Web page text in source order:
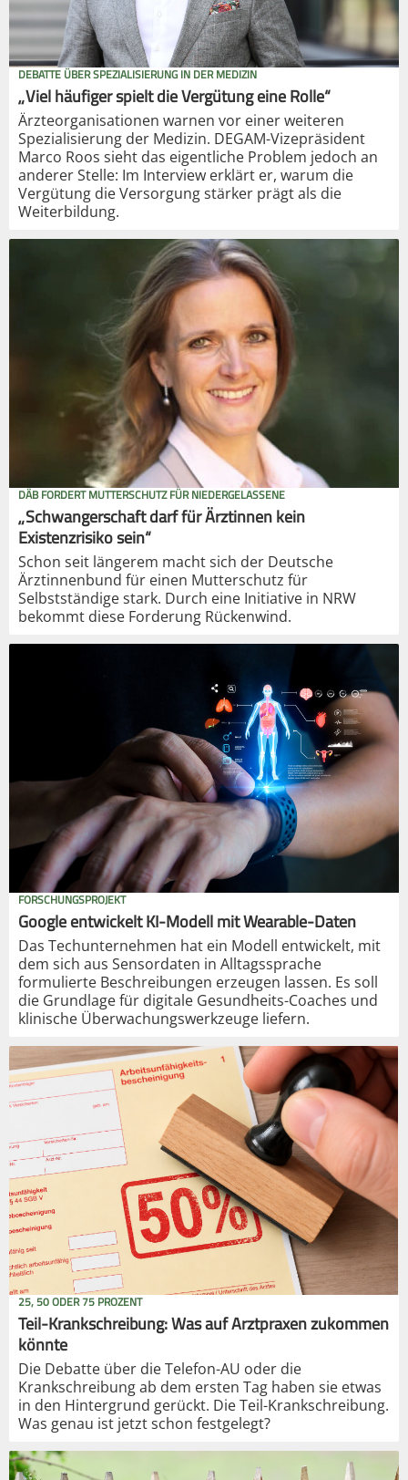
DEBATTE ÜBER SPEZIALISIERUNG IN DER MEDIZIN
„Viel häufiger spielt die Vergütung eine Rolle“
Ärzteorganisationen warnen vor einer weiteren
Spezialisierung der Medizin. DEGAM-Vizepräsident
Marco Roos sieht das eigentliche Problem jedoch an
anderer Stelle: Im Interview erklärt er, warum die
Vergütung die Versorgung stärker prägt als die
Weiterbildung.
DÄB FORDERT MUTTERSCHUTZ FÜR NIEDERGELASSENE
„Schwangerschaft darf für Ärztinnen kein
Existenzrisiko sein“
Schon seit längerem macht sich der Deutsche
Ärztinnenbund für einen Mutterschutz für
Selbstständige stark. Durch eine Initiative in NRW
bekommt diese Forderung Rückenwind.
FORSCHUNGSPROJEKT
Google entwickelt KI-Modell mit Wearable-Daten
Das Techunternehmen hat ein Modell entwickelt, mit
dem sich aus Sensordaten in Alltagssprache
formulierte Beschreibungen erzeugen lassen. Es soll
die Grundlage für digitale Gesundheits-Coaches und
klinische Überwachungswerkzeuge liefern.
25, 50 ODER 75 PROZENT
Teil-Krankschreibung: Was auf Arztpraxen zukommen
könnte
Die Debatte über die Telefon-AU oder die
Krankschreibung ab dem ersten Tag haben sie etwas
in den Hintergrund gerückt. Die Teil-Krankschreibung.
Was genau ist jetzt schon festgelegt?